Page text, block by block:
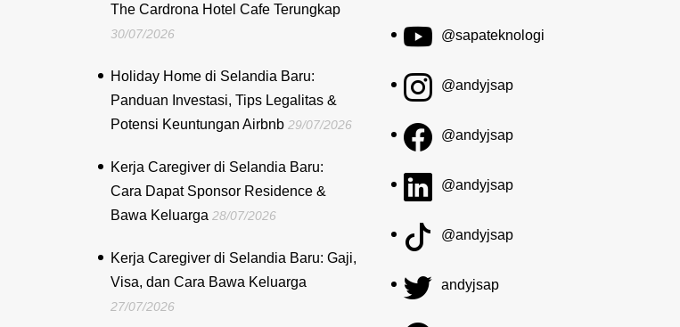
The Cardrona Hotel Cafe Terungkap
30/07/2026
Holiday Home di Selandia Baru:
Panduan Investasi, Tips Legalitas &
Potensi Keuntungan Airbnb 29/07/2026
Kerja Caregiver di Selandia Baru:
Cara Dapat Sponsor Residence &
Bawa Keluarga 28/07/2026
Kerja Caregiver di Selandia Baru: Gaji,
Visa, dan Cara Bawa Keluarga
27/07/2026
@sapateknologi
@andyjsap
@andyjsap
@andyjsap
@andyjsap
andyjsap